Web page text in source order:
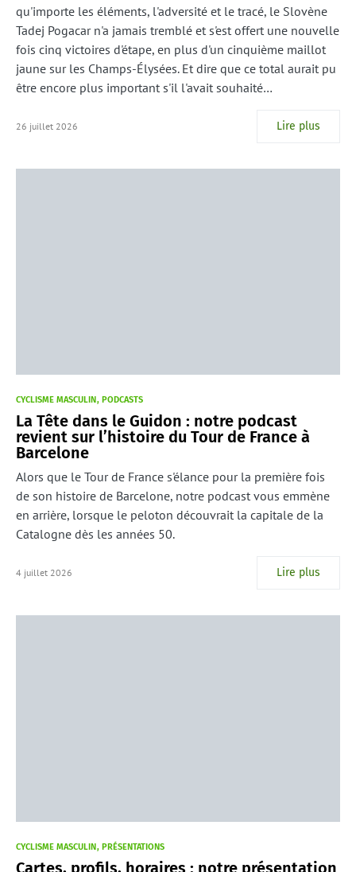
qu'importe les éléments, l'adversité et le tracé, le Slovène
Tadej Pogacar n'a jamais tremblé et s'est offert une nouvelle
fois cinq victoires d'étape, en plus d'un cinquième maillot
jaune sur les Champs-Élysées. Et dire que ce total aurait pu
être encore plus important s'il l'avait souhaité…
26 juillet 2026 Lire plus
CYCLISME MASCULIN PODCASTS
La Tête dans le Guidon : notre podcast
revient sur l’histoire du Tour de France à
Barcelone
Alors que le Tour de France s'élance pour la première fois
de son histoire de Barcelone, notre podcast vous emmène
en arrière, lorsque le peloton découvrait la capitale de la
Catalogne dès les années 50.
4 juillet 2026 Lire plus
CYCLISME MASCULIN PRÉSENTATIONS
Cartes, profils, horaires : notre présentation